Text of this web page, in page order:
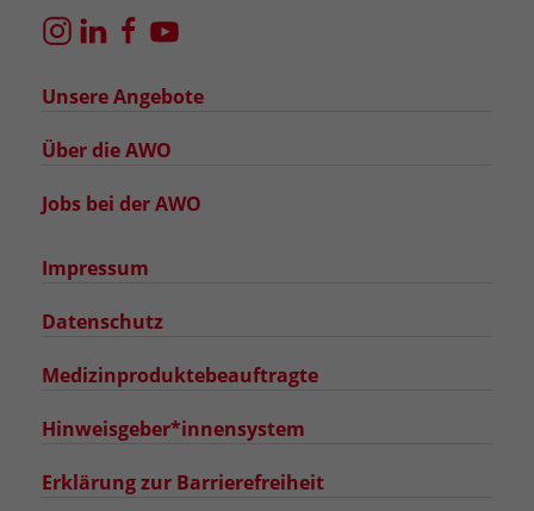
Unsere Angebote
Über die AWO
Jobs bei der AWO
Impressum
Datenschutz
Medizinproduktebeauftragte
Hinweisgeber*innensystem
Erklärung zur Barrierefreiheit